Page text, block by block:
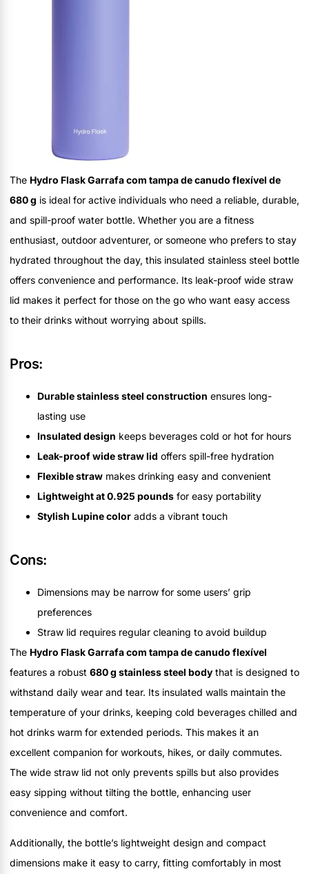
The Hydro Flask Garrafa com tampa de canudo flexível de
680 g is ideal for active individuals who need a reliable, durable,
and spill-proof water bottle. Whether you are a fitness
enthusiast, outdoor adventurer, or someone who prefers to stay
hydrated throughout the day, this insulated stainless steel bottle
offers convenience and performance. Its leak-proof wide straw
lid makes it perfect for those on the go who want easy access
to their drinks without worrying about spills.
Pros:
Durable stainless steel construction ensures long-
lasting use
Insulated design keeps beverages cold or hot for hours
Leak-proof wide straw lid offers spill-free hydration
Flexible straw makes drinking easy and convenient
Lightweight at 0.925 pounds for easy portability
Stylish Lupine color adds a vibrant touch
Cons:
Dimensions may be narrow for some users’ grip
preferences
Straw lid requires regular cleaning to avoid buildup
The Hydro Flask Garrafa com tampa de canudo flexível
features a robust 680 g stainless steel body that is designed to
withstand daily wear and tear. Its insulated walls maintain the
temperature of your drinks, keeping cold beverages chilled and
hot drinks warm for extended periods. This makes it an
excellent companion for workouts, hikes, or daily commutes.
The wide straw lid not only prevents spills but also provides
easy sipping without tilting the bottle, enhancing user
convenience and comfort.
Additionally, the bottle’s lightweight design and compact
dimensions make it easy to carry, fitting comfortably in most